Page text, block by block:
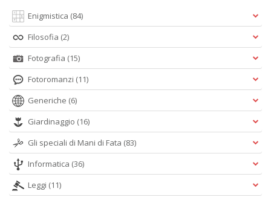
Enigmistica (84)
Filosofia (2)
Fotografia (15)
Fotoromanzi (11)
Generiche (6)
Giardinaggio (16)
Gli speciali di Mani di Fata (83)
Informatica (36)
Leggi (11)